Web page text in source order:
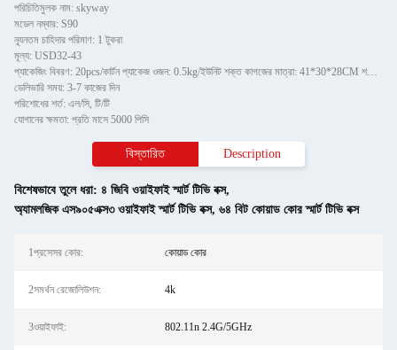
পরিচিতিমুলক নাম: skyway
মডেল নম্বার: S90
ন্যূনতম চাহিদার পরিমাণ: 1 টুকরা
মূল্য: USD32-43
প্যাকেজিং বিবরণ: 20pcs/কার্টন প্যাকেজ ওজন: 0.5kg/ইউনিট শক্ত কাগজের মাত্রা: 41*30*28CM শক্ত কাগজের ওজন: 10KG
ডেলিভারি সময়: 3-7 কাজের দিন
পরিশোধের শর্ত: এল/সি, টি/টি
যোগানের ক্ষমতা: প্রতি মাসে 5000 পিসি
বিস্তারিত Description
বিশেষভাবে তুলে ধরা: ৪ জিবি ওয়াইফাই স্মার্ট টিভি বক্স,
অ্যামলজিক এস৯০৫এক্স৩ ওয়াইফাই স্মার্ট টিভি বক্স, ৬৪ বিট কোয়াড কোর স্মার্ট টিভি বক্স
1প্রসেসর কোর: কোয়াড কোর
2সমর্থন রেজোলিউশন: 4k
3ওয়াইফাই: 802.11n 2.4G/5GHz